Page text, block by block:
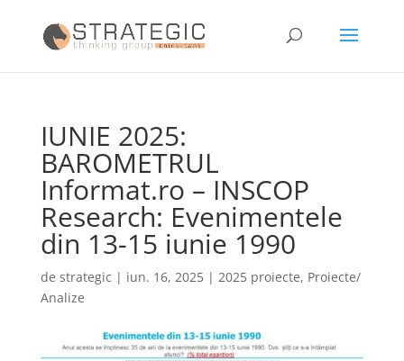
IUNIE 2025:
BAROMETRUL
Informat.ro – INSCOP
Research: Evenimentele
din 13-15 iunie 1990
de strategic | iun. 16, 2025| 2025 proiecte, Proiecte/
Analize